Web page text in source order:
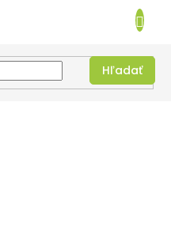
Hľadať
KOŠÍK